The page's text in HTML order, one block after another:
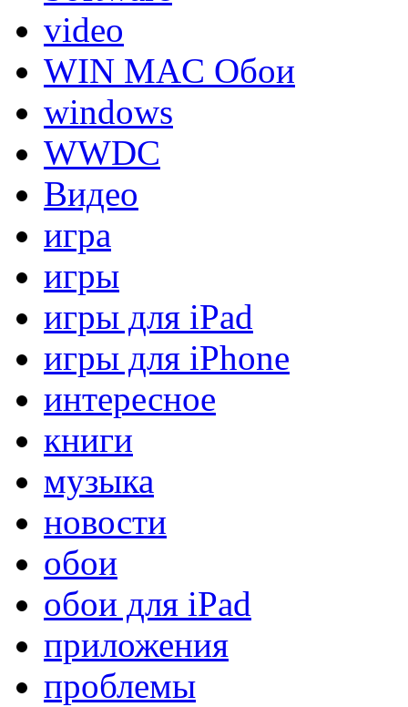
video
WIN MAC Обои
windows
WWDC
Видео
игра
игры
игры для iPad
игры для iPhone
интересное
книги
музыка
новости
обои
обои для iPad
приложения
проблемы